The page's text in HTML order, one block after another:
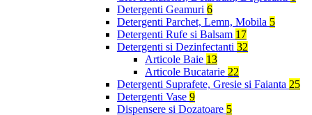
Detergenti Geamuri 6
Detergenti Parchet, Lemn, Mobila 5
Detergenti Rufe si Balsam 17
Detergenti si Dezinfectanti 32
Articole Baie 13
Articole Bucatarie 22
Detergenti Suprafete, Gresie si Faianta 25
Detergenti Vase 9
Dispensere si Dozatoare 5